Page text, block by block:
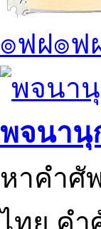
๏ฟฝ๏ฟ
พจนานุ
หาคำศั
ไทย คำ